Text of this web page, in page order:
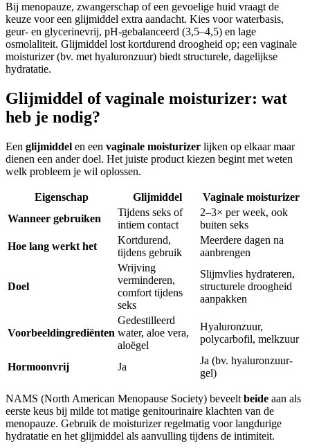
Bij menopauze, zwangerschap of een gevoelige huid vraagt de
keuze voor een glijmiddel extra aandacht. Kies voor waterbasis,
geur- en glycerinevrij, pH-gebalanceerd (3,5–4,5) en lage
osmolaliteit. Glijmiddel lost kortdurend droogheid op; een vaginale
moisturizer (bv. met hyaluronzuur) biedt structurele, dagelijkse
hydratatie.
Glijmiddel of vaginale moisturizer: wat
heb je nodig?
Een glijmiddel en een vaginale moisturizer lijken op elkaar maar
dienen een ander doel. Het juiste product kiezen begint met weten
welk probleem je wil oplossen.
Eigenschap Glijmiddel
Vaginale moisturizer
Wanneer gebruiken
Tijdens seks of
intiem contact
2–3× per week, ook
buiten seks
Hoe lang werkt het
Kortdurend,
tijdens gebruik
Meerdere dagen na
aanbrengen
Doel
Wrijving
verminderen,
comfort tijdens
seks
Slijmvlies hydrateren,
structurele droogheid
aanpakken
Voorbeeldingrediënten
Gedestilleerd
water, aloe vera,
aloëgel
Hyaluronzuur,
polycarbofil, melkzuur
Hormoonvrij Ja
Ja (bv. hyaluronzuur-
gel)
NAMS (North American Menopause Society) beveelt beide aan als
eerste keus bij milde tot matige genitourinaire klachten van de
menopauze. Gebruik de moisturizer regelmatig voor langdurige
hydratatie en het glijmiddel als aanvulling tijdens de intimiteit.